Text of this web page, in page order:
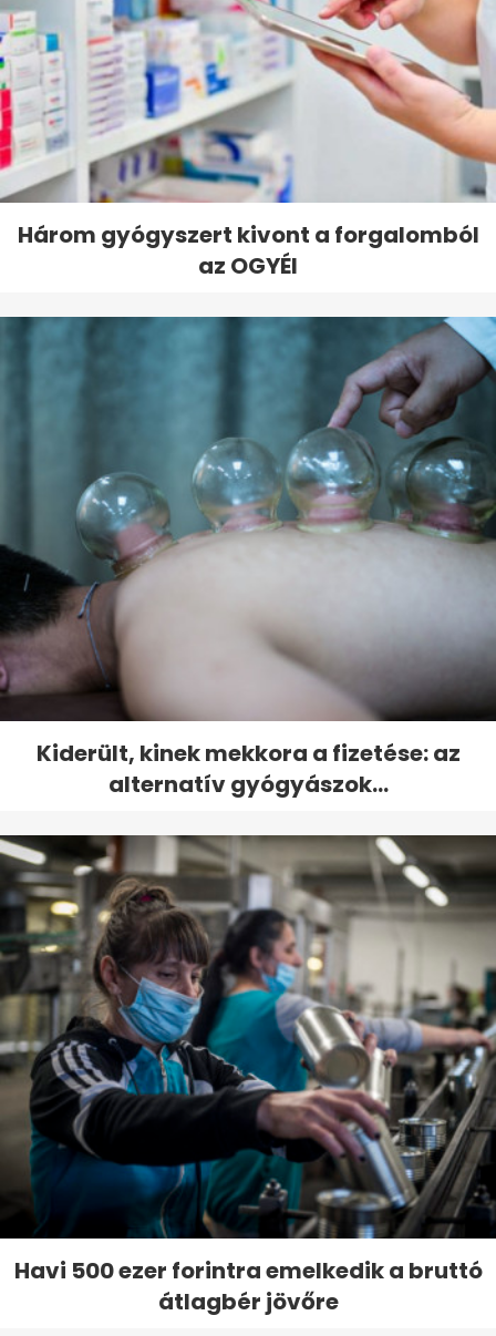
Három gyógyszert kivont a forgalomból
az OGYÉI
Kiderült, kinek mekkora a fizetése: az
alternatív gyógyászok...
Havi 500 ezer forintra emelkedik a bruttó
átlagbér jövőre